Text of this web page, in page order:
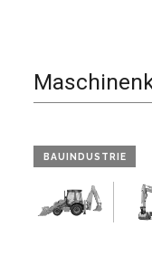
BAUINDUSTRIE